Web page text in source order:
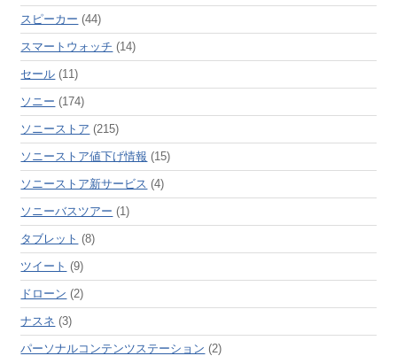
スピーカー (44)
スマートウォッチ (14)
セール (11)
ソニー (174)
ソニーストア (215)
ソニーストア値下げ情報 (15)
ソニーストア新サービス (4)
ソニーバスツアー (1)
タブレット (8)
ツイート (9)
ドローン (2)
ナスネ (3)
パーソナルコンテンツステーション (2)